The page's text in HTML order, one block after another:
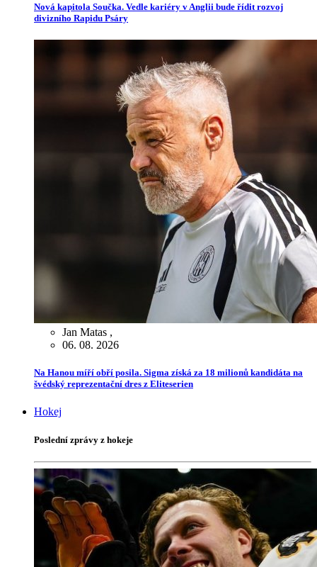
Nová kapitola Součka. Vedle kariéry v Anglii bude řídit rozvoj
divizního Rapidu Psáry
Jan Matas ,
06. 08. 2026
Na Hanou míří obří posila. Sigma získá za 18 milionů kandidáta na
švédský reprezentační dres z Eliteserien
Hokej
Poslední zprávy z hokeje